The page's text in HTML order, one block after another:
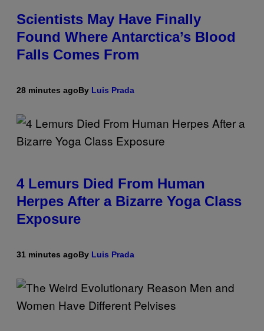
Scientists May Have Finally
Found Where Antarctica’s Blood
Falls Comes From
28 minutes agoBy Luis Prada
4 Lemurs Died From Human
Herpes After a Bizarre Yoga Class
Exposure
31 minutes agoBy Luis Prada